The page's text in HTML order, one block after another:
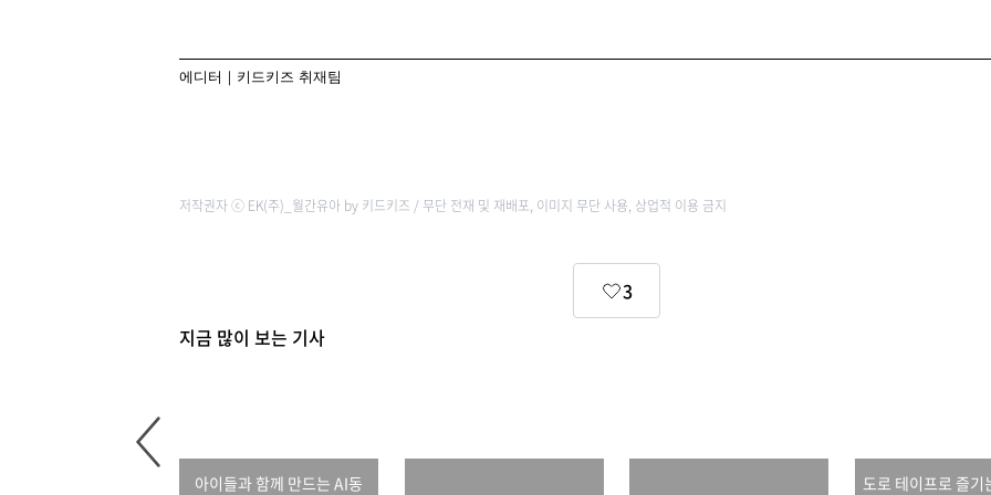
에디터｜키드키즈 취재팀
저작권자 ⓒ EK(주)_월간유아 by 키드키즈 / 무단 전재 및 재배포, 이미지 무단 사용, 상업적 이용 금지
3
지금 많이 보는 기사
아이들과 함께 만드는 AI동
도로 테이프로 즐기